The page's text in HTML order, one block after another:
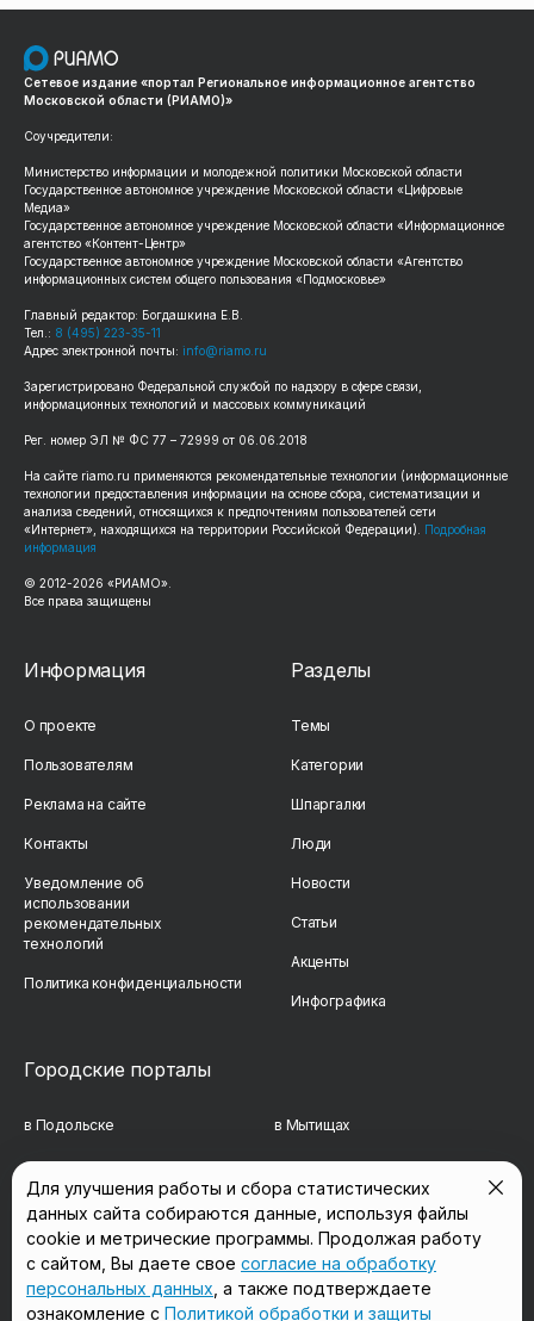
Сетевое издание «портал Региональное информационное агентство
Московской области (РИАМО)»
Соучредители:
Министерство информации и молодежной политики Московской области
Государственное автономное учреждение Московской области «Цифровые
Медиа»
Государственное автономное учреждение Московской области «Информационное
агентство «Контент-Центр»
Государственное автономное учреждение Московской области «Агентство
информационных систем общего пользования «Подмосковье»
Главный редактор: Богдашкина Е.В.
Тел.: 8 (495) 223-35-11
Адрес электронной почты: info@riamo.ru
Зарегистрировано Федеральной службой по надзору в сфере связи,
информационных технологий и массовых коммуникаций
Рег. номер ЭЛ № ФС 77 – 72999 от 06.06.2018
На сайте riamo.ru применяются рекомендательные технологии (информационные
технологии предоставления информации на основе сбора, систематизации и
анализа сведений, относящихся к предпочтениям пользователей сети
«Интернет», находящихся на территории Российской Федерации). Подробная
информация
© 2012-2026 «РИАМО».
Все права защищены
Информация
О проекте
Пользователям
Реклама на сайте
Контакты
Уведомление об
использовании
рекомендательных
технологий
Политика конфиденциальности
Разделы
Темы
Категории
Шпаргалки
Люди
Новости
Статьи
Акценты
Инфографика
Городские порталы
в Подольске в Мытищах
в Сергиевом Посаде в Люберцах
в Красногорске в Королёве
в Домодедово в Щёлково
Для улучшения работы и сбора статистических
данных сайта собираются данные, используя файлы
cookie и метрические программы. Продолжая работу
с сайтом, Вы даете свое согласие на обработку
персональных данных , а также подтверждаете
ознакомление с Политикой обработки и защиты